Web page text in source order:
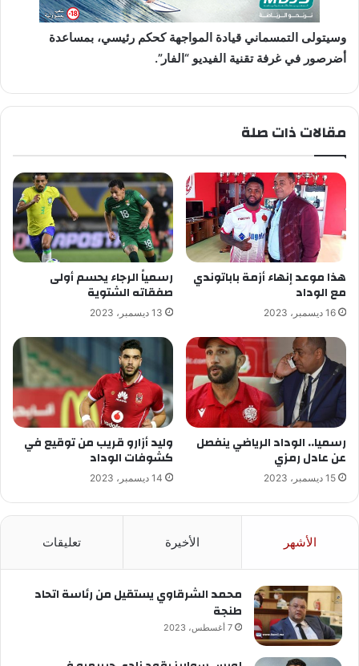
وسيتولى التمسماني قيادة المواجهة كحكم رئيسي، بمساعدة
أضرصور في غرفة تقنية الفيديو “الفار”.
مقالات ذات صلة
هذا موعد إنهاء أزمة باباتوندي
مع الوداد
16 ديسمبر، 2023
رسمياً الرجاء يحسم أولى
صفقاته الشتوية
13 ديسمبر، 2023
رسميا.. الوداد الرياضي ينفصل
عن عادل رمزي
15 ديسمبر، 2023
وليد أزارو قريب من توقيع في
كشوفات الوداد
14 ديسمبر، 2023
الأشهر الأخيرة تعليقات
محمد الشرقاوي يستقيل من رئاسة اتحاد
طنجة
7 أغسطس، 2023